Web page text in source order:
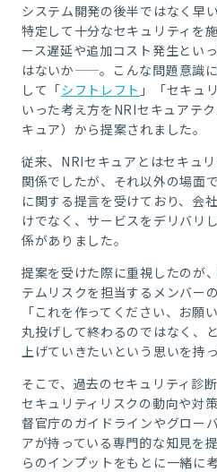
システム開発の後半ではなく早
特定して十分なセキュリティを
ース遅延や追加コスト発生とい
はないか——。こんな問題意識
して「シフトレフト 」「セキュ
いった考え方をNRIセキュアテ
キュア）から提案されました。
従来、NRIセキュアとはセキュ
関係でしたが、それ以外の場面
に関する提言を受けており、会
けでなく、サービスをデリバリ
係がありました。
提案を受けた際に重視したのが
テムリスクを担当するメンバー
「これを作ってください、お願
丸投げして終わるのではなく、
上げていきたいという思いを持
そこで、過去のセキュリティ診
セキュリティリスクの動向や対
督官庁のガイドラインやグロー
アが持っている専門的な知見を
らのインプットをもとに一緒に